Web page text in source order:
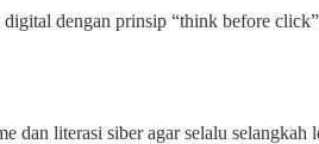
dengan prinsip “think before
dan literasi siber agar selalu